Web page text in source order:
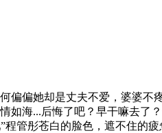
偏偏她却是丈夫不爱，婆婆
海...后悔了吧？早干嘛去了
管彤苍白的脸色，遮不住的